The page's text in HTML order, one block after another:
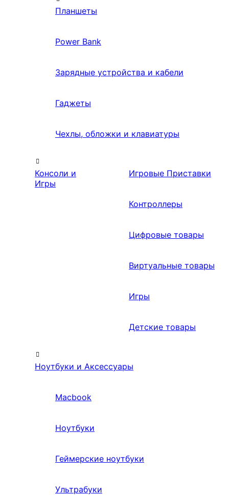
Планшеты
Power Bank
Зарядные устройства и кабели
Гаджеты
Чехлы, обложки и клавиатуры
Консоли и
Игры
Игровые Приставки
Контроллеры
Цифровые товары
Виртуальные товары
Игры
Детские товары
Ноутбуки и Аксессуары
Macbook
Ноутбуки
Геймерские ноутбуки
Ультрабуки